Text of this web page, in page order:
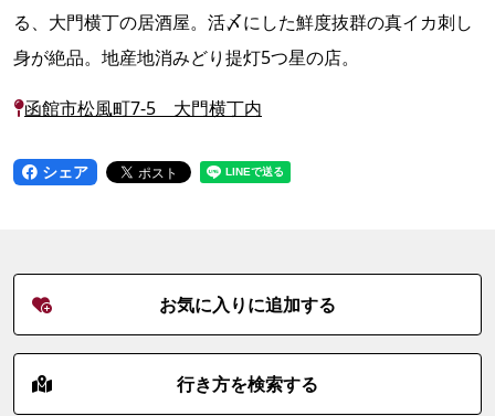
る、大門横丁の居酒屋。活〆にした鮮度抜群の真イカ刺し
身が絶品。地産地消みどり提灯5つ星の店。
函館市松風町7-5 大門横丁内
シェア
お気に入りに追加する
行き方を検索する